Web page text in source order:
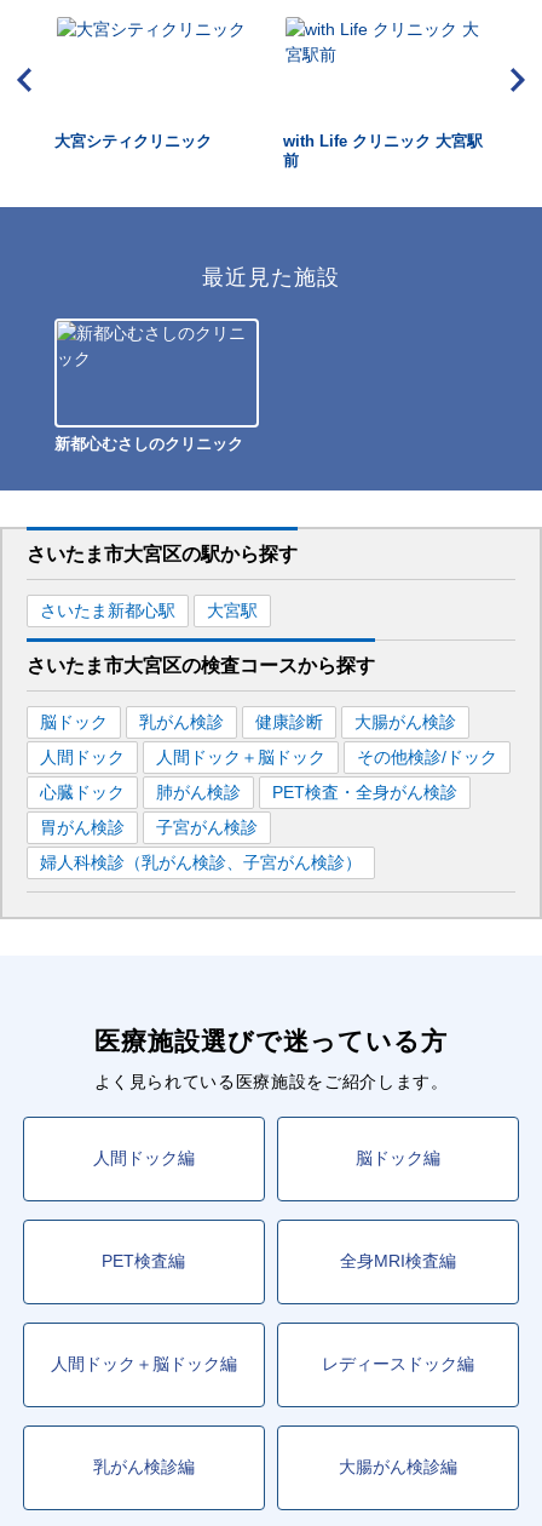
大宮シティクリニック
with Life クリニック 大宮駅
前
最近見た施設
新都心むさしのクリニック
さいたま市大宮区の駅から探す
さいたま新都心駅 大宮駅
さいたま市大宮区の検査コースから探す
脳ドック 乳がん検診 健康診断
大腸がん検診
人間ドック
人間ドック＋脳ドック
その他検診/ドック
心臓ドック
肺がん検診
PET検査・全身がん検診
胃がん検診
子宮がん検診
婦人科検診（乳がん検診、子宮がん検診）
医療施設選びで迷っている方
よく見られている医療施設をご紹介します。
人間ドック編 脳ドック編
PET検査編 全身MRI検査編
人間ドック＋脳ドック編 レディースドック編
乳がん検診編 大腸がん検診編